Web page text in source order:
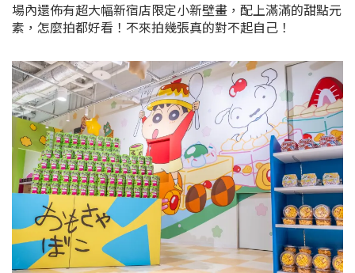
場內還佈有超大幅新宿店限定小新壁畫，配上滿滿的甜點元
素，怎麼拍都好看！不來拍幾張真的對不起自己！